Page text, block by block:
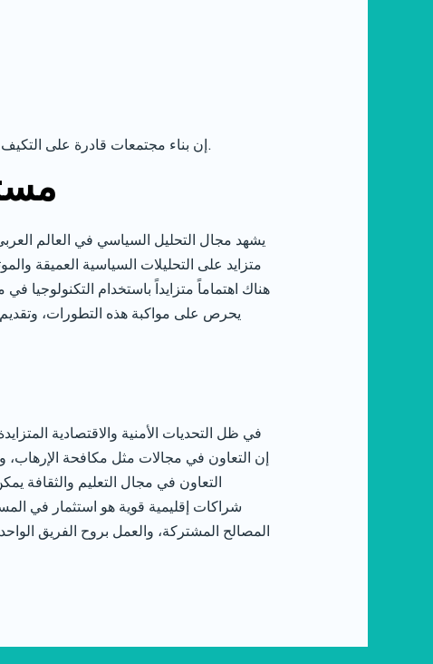
إن بناء مجتمعات قادرة على التكيف مع التغيرات والتحديات يتطلب التزاماً بالحوار والتوافق السياسي، والعمل معاً لتحقيق مستقبل أفضل للجميع.
يشهد مجال التحليل السياسي في العالم
متزايد على التحليلات السياسية العميقة
هناك اهتماماً متزايداً باستخدام التكنولوجيا
في ظل التحديات الأمنية والاقتصادية
إن التعاون في مجالات مثل مكافحة الإرهاب،
التعاون في مجال التعليم والثقافة
شراكات إقليمية قوية هو استثمار في
المصالح المشتركة، والعمل بروح الفريق